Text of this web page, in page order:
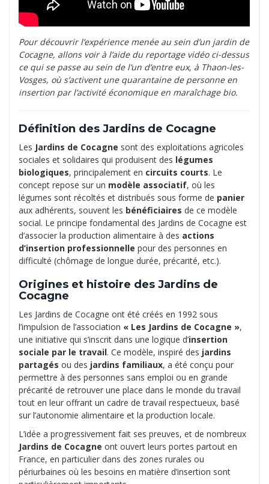
Pour découvrir l’expérience menée au sein d’un jardin de
Cocagne, allons voir à l’aide du reportage vidéo ci-dessus
ce qui se passe au sein de l’un d’entre eux, à Thaon-les-
Vosges, où s’activent une quarantaine de personne en
insertion par l’activité économique en maraîchage bio.
Définition des Jardins de Cocagne
Les Jardins de Cocagne sont des exploitations agricoles
sociales et solidaires qui produisent des légumes
biologiques, principalement en circuits courts. Le
concept repose sur un modèle associatif, où les
légumes sont récoltés et distribués sous forme de panier
aux adhérents, souvent les bénéficiaires de ce modèle
social. Le principe fondamental des Jardins de Cocagne est
d’associer la production alimentaire à des actions
d’insertion professionnelle pour des personnes en
difficulté (chômage de longue durée, précarité, etc.).
Origines et histoire des Jardins de
Cocagne
Les Jardins de Cocagne ont été créés en 1992 sous
l’impulsion de l’association « Les Jardins de Cocagne »,
une initiative qui s’inscrit dans une logique d’insertion
sociale par le travail. Ce modèle, inspiré des jardins
partagés ou des jardins familiaux, a été conçu pour
permettre à des personnes sans emploi ou en grande
précarité de retrouver une place dans le monde du travail
tout en leur offrant un cadre de travail respectueux, basé
sur l’autonomie alimentaire et la production locale.
L’idée a progressivement fait ses preuves, et de nombreux
Jardins de Cocagne ont ouvert leurs portes partout en
France, en particulier dans des zones rurales ou
périurbaines où les besoins en matière d’insertion sont